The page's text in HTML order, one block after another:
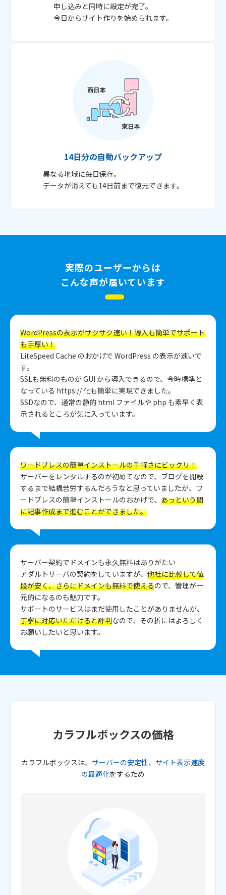
申し込みと同時に設定が完了。
今日からサイト作りを始められます。
14日分の自動バックアップ
異なる地域に毎日保存。
データが消えても14日前まで復元できます。
実際のユーザーからは
こんな声が届いています
WordPressの表示がサクサク速い！導入も簡単でサポート
も手厚い！
LiteSpeed Cache のおかげで WordPress の表示が速いで
す。
SSLも無料のものが GUI から導入できるので、今時標準と
なっている https:// 化も簡単に実現できました。
SSDなので、通常の静的 html ファイルや php も素早く表
示されるところが気に入っています。
ワードプレスの簡単インストールの手軽さにビックリ！
サーバーをレンタルするのが初めてなので、ブログを開設
するまで結構苦労するんだろうなと思っていましたが、ワ
ードプレスの簡単インストールのおかげで、 あっという間
に記事作成まで進むことができました。
サーバー契約でドメインも永久無料はありがたい
アダルトサーバの契約をしていますが、 他社に比較して値
段が安く、さらにドメインも無料で使えるので、管理が一
元的になるのも魅力です。
サポートのサービスはまだ使用したことがありませんが、
丁寧に対応いただけると評判なので、その折にはよろしく
お願いしたいと思います。
カラフルボックスの価格
カラフルボックスは、 サーバーの安定性、サイト表示速度
の最適化をするため